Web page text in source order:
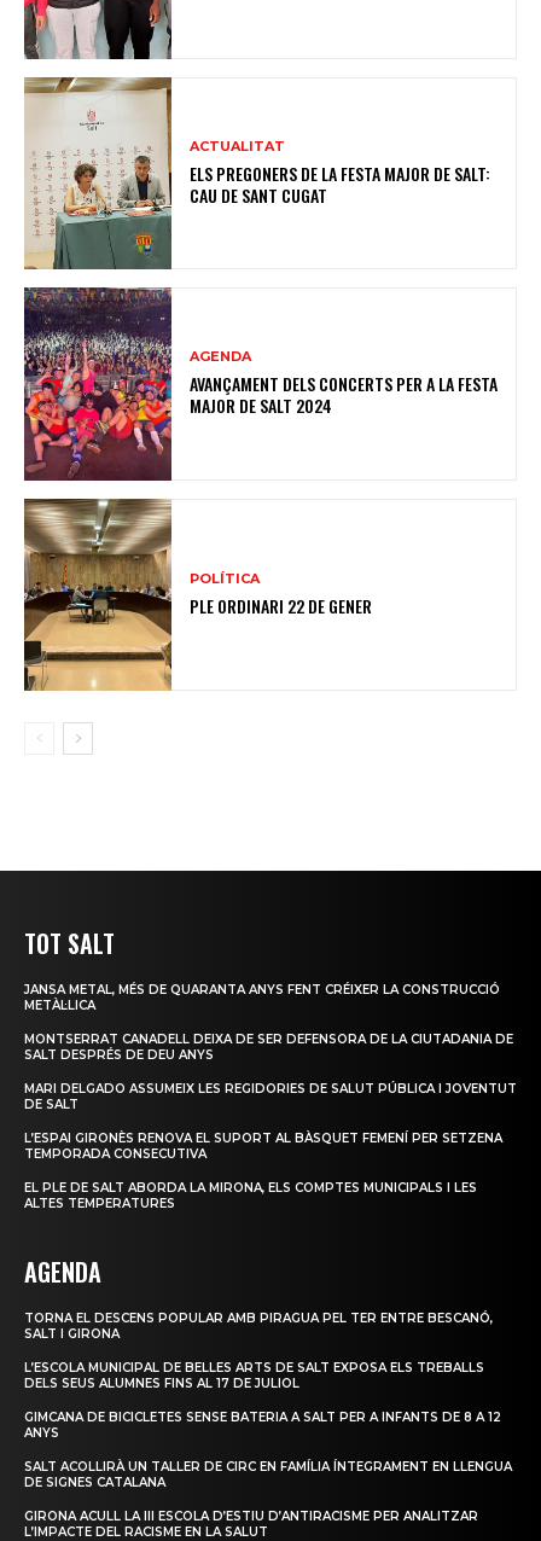
ACTUALITAT
ELS PREGONERS DE LA FESTA MAJOR DE SALT:
CAU DE SANT CUGAT
AGENDA
AVANÇAMENT DELS CONCERTS PER A LA FESTA
MAJOR DE SALT 2024
POLÍTICA
PLE ORDINARI 22 DE GENER
TOT SALT
JANSA METAL, MÉS DE QUARANTA ANYS FENT CRÉIXER LA CONSTRUCCIÓ
METÀL·LICA
MONTSERRAT CANADELL DEIXA DE SER DEFENSORA DE LA CIUTADANIA DE
SALT DESPRÉS DE DEU ANYS
MARI DELGADO ASSUMEIX LES REGIDORIES DE SALUT PÚBLICA I JOVENTUT
DE SALT
L’ESPAI GIRONÈS RENOVA EL SUPORT AL BÀSQUET FEMENÍ PER SETZENA
TEMPORADA CONSECUTIVA
EL PLE DE SALT ABORDA LA MIRONA, ELS COMPTES MUNICIPALS I LES
ALTES TEMPERATURES
AGENDA
TORNA EL DESCENS POPULAR AMB PIRAGUA PEL TER ENTRE BESCANÓ,
SALT I GIRONA
L’ESCOLA MUNICIPAL DE BELLES ARTS DE SALT EXPOSA ELS TREBALLS
DELS SEUS ALUMNES FINS AL 17 DE JULIOL
GIMCANA DE BICICLETES SENSE BATERIA A SALT PER A INFANTS DE 8 A 12
ANYS
SALT ACOLLIRÀ UN TALLER DE CIRC EN FAMÍLIA ÍNTEGRAMENT EN LLENGUA
DE SIGNES CATALANA
GIRONA ACULL LA III ESCOLA D’ESTIU D’ANTIRACISME PER ANALITZAR
L’IMPACTE DEL RACISME EN LA SALUT